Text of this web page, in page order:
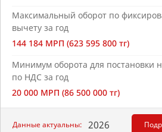
Максимальный оборот по
вычету за год
144 184 МРП (623 595 800 тг)
Минимум оборота для постановки
по НДС за год
20 000 МРП (86 500 000 тг)
Данные актуальны: 2026